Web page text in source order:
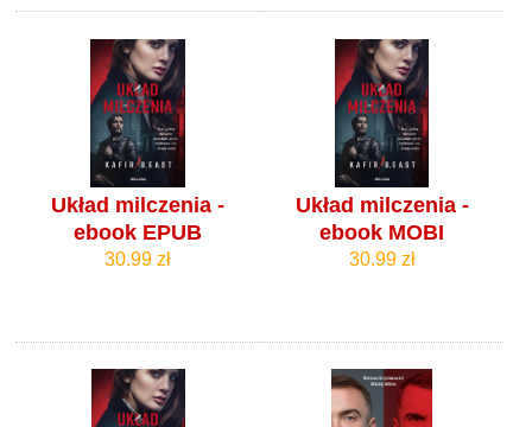
Układ milczenia -
ebook EPUB
30.99 zł
Układ milczenia -
ebook MOBI
30.99 zł